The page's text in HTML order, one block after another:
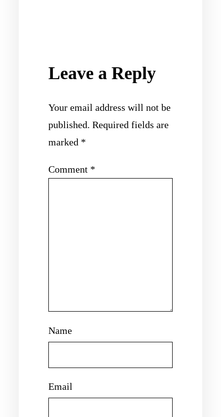
Leave a Reply
Your email address will not be
published. Required fields are
marked *
Comment *
Name
Email